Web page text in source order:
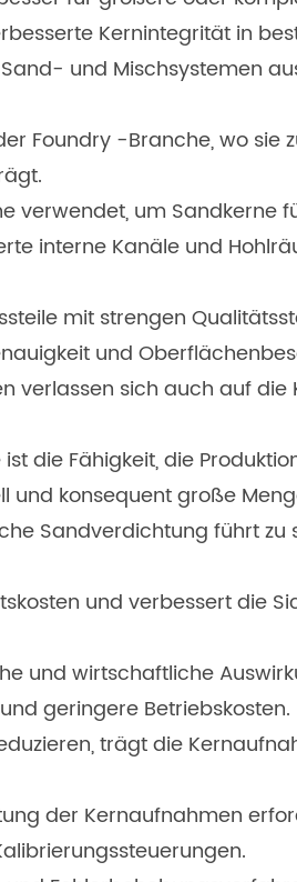
Kernintegrität in
und Mischsystemen
Foundry -Branche, wo sie
um Sandkerne
interne Kanäle und
mit strengen
und
verlassen sich auch auf
die Fähigkeit, die
konsequent große
Sandverdichtung führt
und verbessert die
und wirtschaftliche
geringere Betriebskosten.
trägt die
der Kernaufnahmen